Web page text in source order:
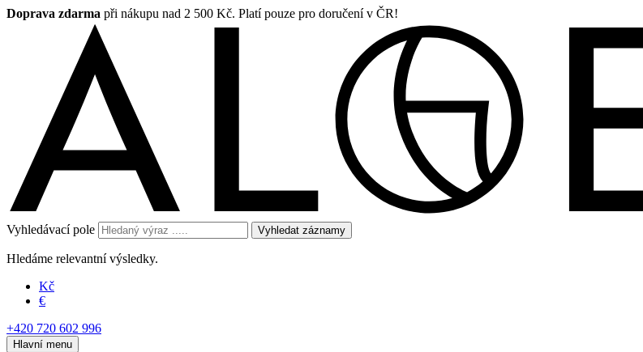
Doprava zdarma při nákupu nad 2 500 Kč. Platí pouze pro doručení v ČR!
Vyhledávací pole Vyhledat záznamy
Hledáme relevantní výsledky.
Kč
€
+420 720 602 996
Hlavní menu